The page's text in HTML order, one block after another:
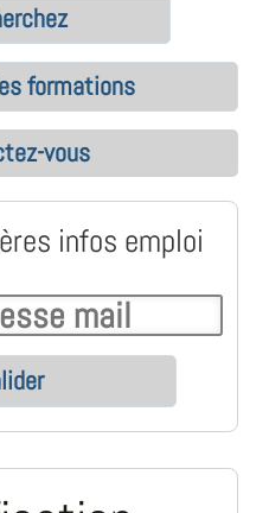
formations
vous
infos emploi